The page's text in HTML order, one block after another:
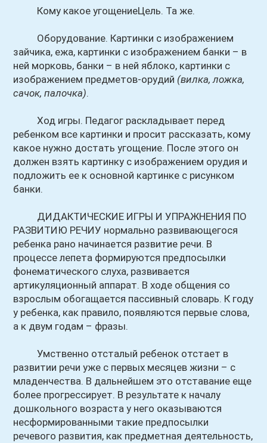
Кому какое угощениеЦель. Та же.
Оборудование. Картинки с изображением
зайчика, ежа, картинки с изображением банки – в
ней морковь, банки – в ней яблоко, картинки с
изображением предметов-орудий (вилка, ложка,
сачок, палочка).
Ход игры. Педагог раскладывает перед
ребенком все картинки и просит рассказать, кому
какое нужно достать угощение. После этого он
должен взять картинку с изображением орудия и
подложить ее к основной картинке с рисунком
банки.
ДИДАКТИЧЕСКИЕ ИГРЫ И УПРАЖНЕНИЯ ПО
РАЗВИТИЮ РЕЧИУ нормально развивающегося
ребенка рано начинается развитие речи. В
процессе лепета формируются предпосылки
фонематического слуха, развивается
артикуляционный аппарат. В ходе общения со
взрослым обогащается пассивный словарь. К году
у ребенка, как правило, появляются первые слова,
а к двум годам – фразы.
Умственно отсталый ребенок отстает в
развитии речи уже с первых месяцев жизни – с
младенчества. В дальнейшем это отставание еще
более прогрессирует. В результате к началу
дошкольного возраста у него оказываются
несформированными такие предпосылки
речевого развития, как предметная деятельность,